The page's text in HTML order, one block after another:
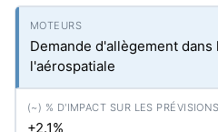
Demande d'allègement
l'aérospatiale
+2.1%